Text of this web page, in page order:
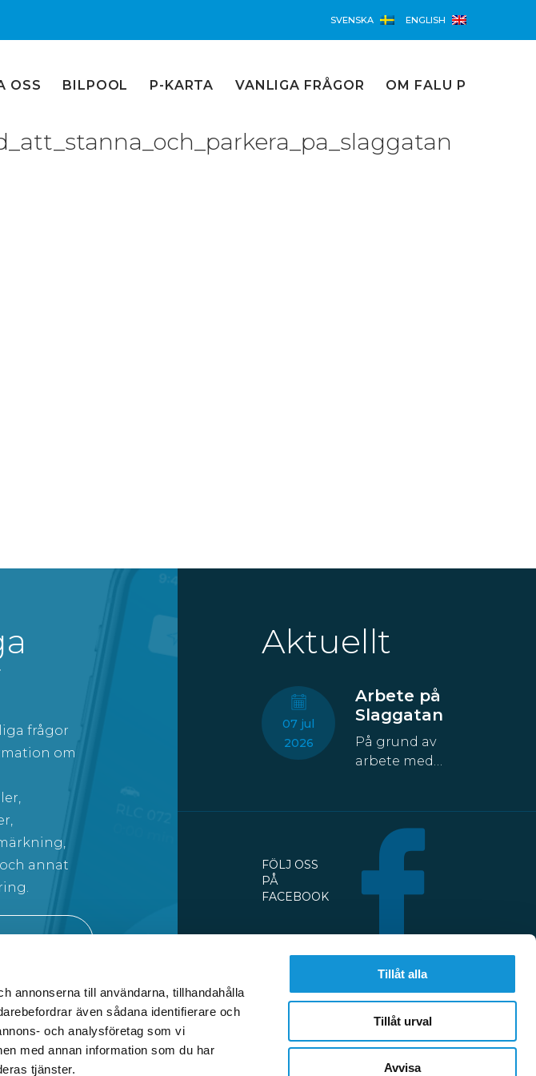
annonserna till användarna, tillhandahålla
även sådana identifierare och
och analysföretag som vi
med annan information som du har
tjänster.
Tillåt alla
Tillåt urval
Avvisa
SVENSKA ENGLISH
OSS BILPOOL P-KARTA VANLIGA FRÅGOR OM FALU P
frågor
om
annat
Aktuellt
07 jul
2026
Arbete på
Slaggatan
På grund av
arbete med
att temporärt
försvinna från
Slaggatan. På
nordöstra
Slaggatan
enligt
kartbilden
här ovan får
stannas eller
parkeras
under
FÖLJ OSS
PÅ
FACEBOOK
E-POST